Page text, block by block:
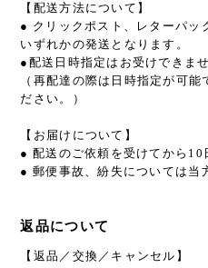
【配送方法について】
● クリックポスト、レターパッ
いずれかの発送となります。
●配送日時指定はお受けできま
（再配達の際は日時指定が可
ださい。）
【お届けについて】
● 配送のご依頼を受けてから10
● 郵便事故、紛失については当
返品について
【返品／交換／キャンセル】